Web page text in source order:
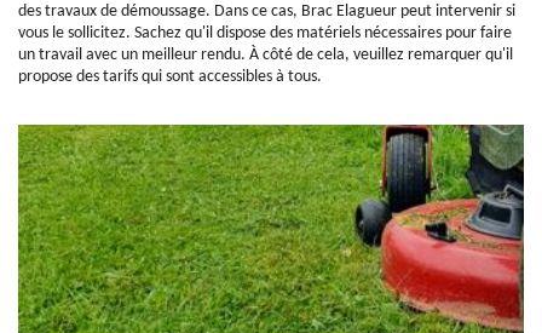
des travaux de démoussage. Dans ce cas, Brac Elagueur peut intervenir si
vous le sollicitez. Sachez qu'il dispose des matériels nécessaires pour faire
un travail avec un meilleur rendu. À côté de cela, veuillez remarquer qu'il
propose des tarifs qui sont accessibles à tous.